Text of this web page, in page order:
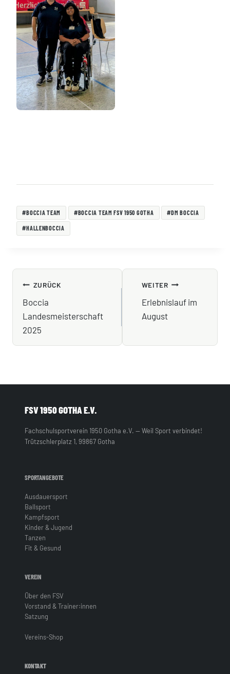
Schlagworte:
#BOCCIA TEAM #BOCCIA TEAM FSV 1950 GOTHA #DM BOCCIA
#HALLENBOCCIA
BEITRAGSNAVIGATION
ZURÜCK
Boccia
Landesmeisterschaft
2025
WEITER
Erlebnislauf im
August
FSV 1950 GOTHA E.V.
Fachschulsportverein 1950 Gotha e.V. — Weil Sport verbindet!
Trützschlerplatz 1, 99867 Gotha
SPORTANGEBOTE
Ausdauersport
Ballsport
Kampfsport
Kinder & Jugend
Tanzen
Fit & Gesund
VEREIN
Über den FSV
Vorstand & Trainer:innen
Satzung
Vereins-Shop
KONTAKT